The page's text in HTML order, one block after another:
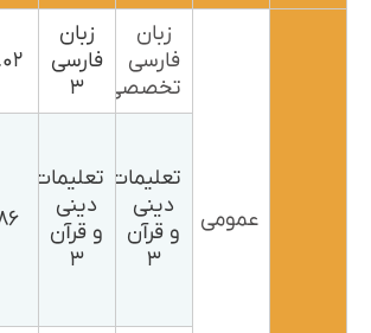
عمومی
زبان
فارسی
تخصصی
زبان
فارسی
۳
تعلیمات
دینی
و قرآن
۳
تعلیمات
دینی
و قرآن
۳